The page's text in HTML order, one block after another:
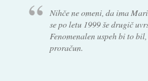
Nihče ne omeni, da ima
se po letu 1999 še drugič
Fenomenalen uspeh bi to
proračun.